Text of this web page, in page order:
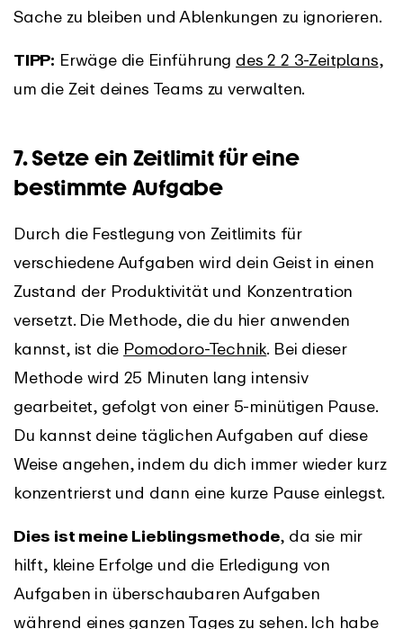
Sache zu bleiben und Ablenkungen zu ignorieren.
TIPP: Erwäge die Einführung des 2 2 3-Zeitplans,
um die Zeit deines Teams zu verwalten.
7. Setze ein Zeitlimit für eine
bestimmte Aufgabe
Durch die Festlegung von Zeitlimits für
verschiedene Aufgaben wird dein Geist in einen
Zustand der Produktivität und Konzentration
versetzt. Die Methode, die du hier anwenden
kannst, ist die Pomodoro-Technik. Bei dieser
Methode wird 25 Minuten lang intensiv
gearbeitet, gefolgt von einer 5-minütigen Pause.
Du kannst deine täglichen Aufgaben auf diese
Weise angehen, indem du dich immer wieder kurz
konzentrierst und dann eine kurze Pause einlegst.
Dies ist meine Lieblingsmethode, da sie mir
hilft, kleine Erfolge und die Erledigung von
Aufgaben in überschaubaren Aufgaben
während eines ganzen Tages zu sehen. Ich habe